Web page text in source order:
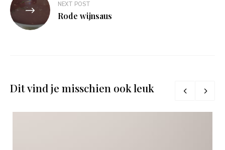
NEXT POST
Rode wijnsaus
Dit vind je misschien ook leuk